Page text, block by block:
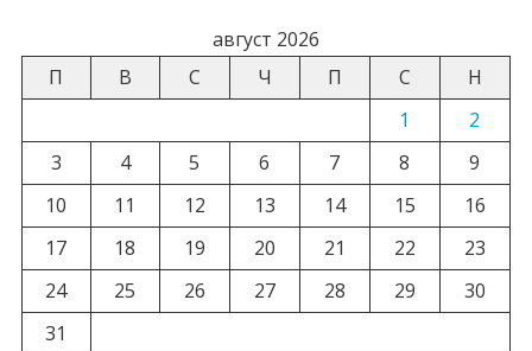
август 2026
П
В С Ч П С
Н
1
2
3
4 5 6 7 8
9
10
11 12 13 14 15
16
17
18 19 20 21 22
23
24
25 26 27 28 29
30
31